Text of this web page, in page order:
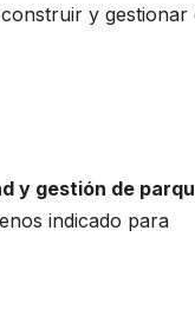
y gestionar
y gestión de
indicado para